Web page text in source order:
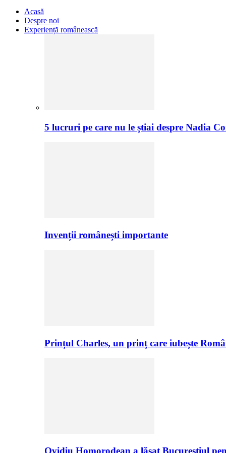
Acasă
Despre noi
Experiență românească
5 lucruri pe care nu le știai despre Nadia
Invenții românești importante
Prințul Charles, un prinț care iubește
Ovidiu Homorodean a lăsat Bucureștiul